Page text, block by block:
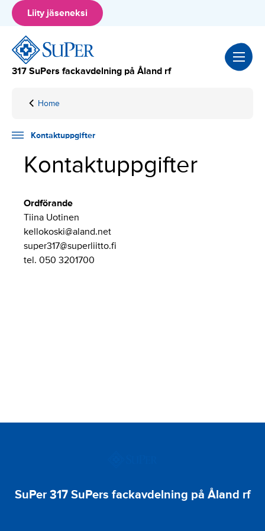
Hyppää
sisältöön
Liity jäseneksi
317 SuPers fackavdelning på Åland rf
Home
Kontaktuppgifter
Kontaktuppgifter
Kontaktuppgifter
Ordförande
Tiina Uotinen
kellokoski@aland.net
super317@superliitto.fi
tel. 050 3201700
SuPer 317 SuPers fackavdelning på Åland rf